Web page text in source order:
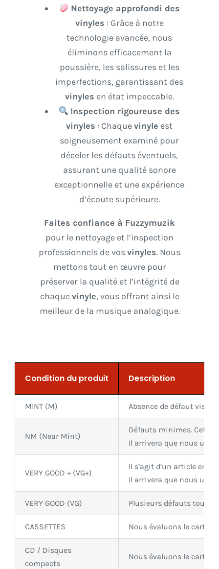
Nettoyage approfondi des
vinyles : Grâce à notre
technologie avancée, nous
éliminons efficacement la
poussière, les salissures et les
imperfections, garantissant des
vinyles en état impeccable.
Inspection rigoureuse des
vinyles : Chaquevinyle est
soigneusement examiné pour
déceler les défauts éventuels,
assurant une qualité sonore
exceptionnelle et une expérience
d’écoute supérieure.
Faites confiance à Fuzzymuzik
pour le nettoyage et l’inspection
professionnels de vosvinyles. Nous
mettons tout en œuvre pour
préserver la qualité et l’intégrité de
chaquevinyle, vous offrant ainsi le
meilleur de la musique analogique.
Condition du produit Description
MINT (M) Absence de défaut visuel.
NM (Near Mint)
Défauts minimes. Cette
Il arrivera que nous
VERY GOOD + (VG+)
Il s’agit d’un article en
Il arrivera que nous
VERY GOOD (VG) Plusieurs défauts
CASSETTES Nous évaluons le carton
CD / Disques
compacts
Nous évaluons le carton